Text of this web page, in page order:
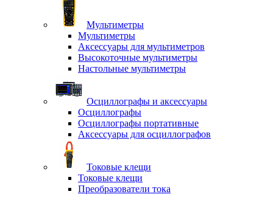
Мультиметры
Мультиметры
Аксессуары для мультиметров
Высокоточные мультиметры
Настольные мультиметры
Осциллографы и аксессуары
Осциллографы
Осциллографы портативные
Аксессуары для осциллографов
Токовые клещи
Токовые клещи
Преобразователи тока